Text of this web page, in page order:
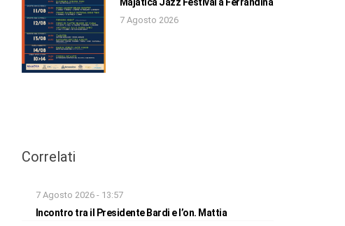
Majatica Jazz Festival a Ferrandina
7 Agosto 2026
Correlati
7 Agosto 2026 - 13:57
Incontro tra il Presidente Bardi e l’on. Mattia